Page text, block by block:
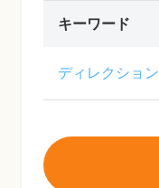
キーワード
ディレクション